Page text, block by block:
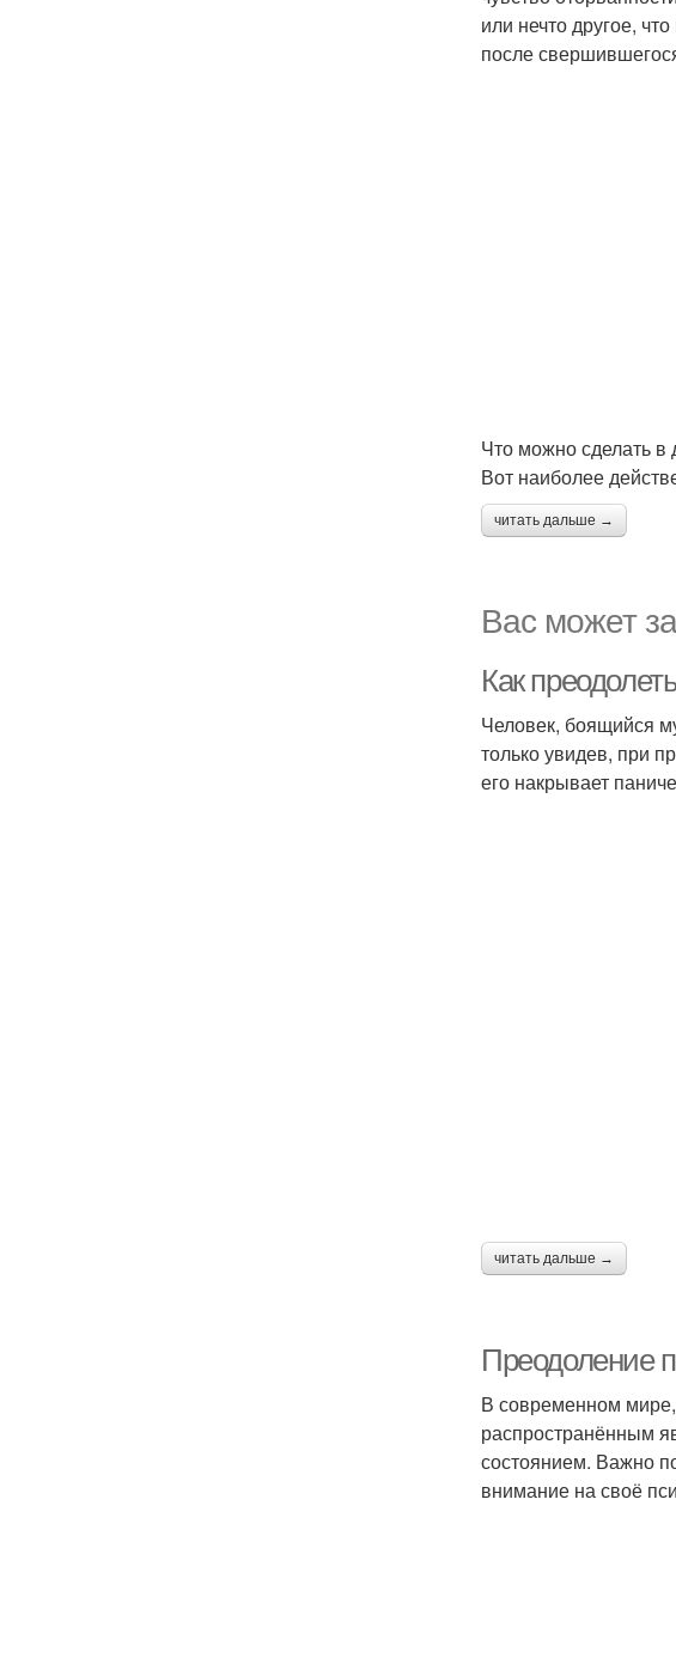
или нечто другое,
после
Что можно сделать в
Вот наиболее
читать дальше →
Вас может
Как
Человек, боящийся
только увидев, при
его накрывает
читать дальше →
Преодоление
В современном мире,
распространённым
состоянием. Важно
внимание на своё